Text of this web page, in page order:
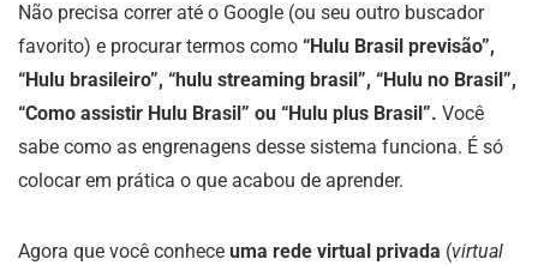
Não precisa correr até o Google (ou seu outro buscador
favorito) e procurar termos como “Hulu Brasil previsão”,
“Hulu brasileiro”, “hulu streaming brasil”, “Hulu no Brasil”,
“Como assistir Hulu Brasil” ou “Hulu plus Brasil”. Você
sabe como as engrenagens desse sistema funciona. É só
colocar em prática o que acabou de aprender.
Agora que você conhece uma rede virtual privada (virtual